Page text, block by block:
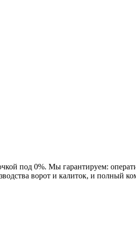
под 0%. Мы гарантируем:
ворот и калиток, и полный